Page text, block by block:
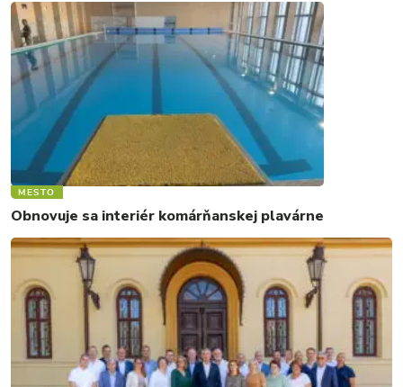
MESTO
Obnovuje sa interiér komárňanskej plavárne